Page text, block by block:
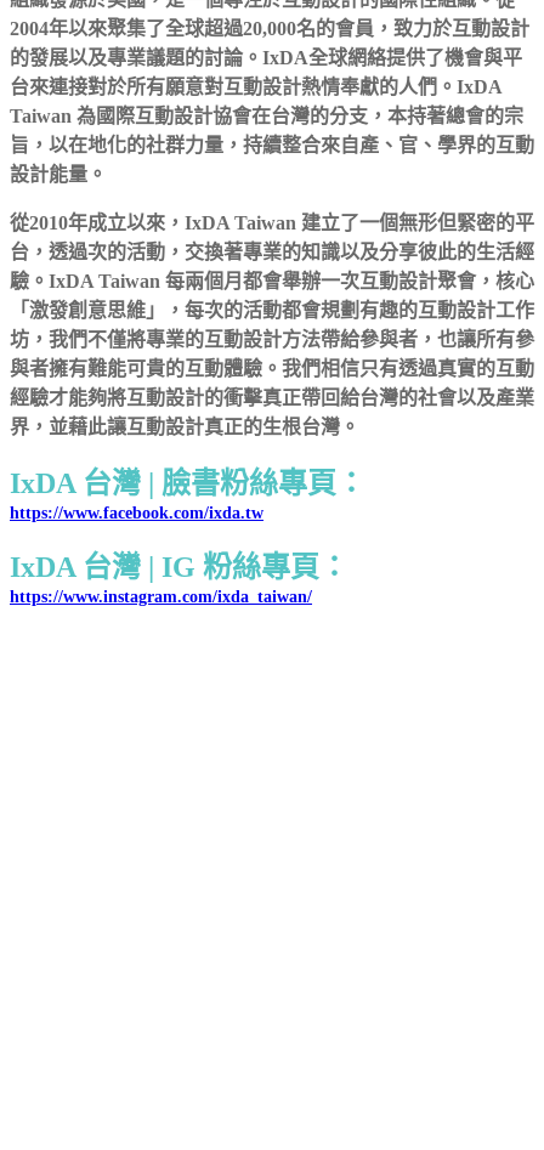
2004年以來聚集了全球超過20,000名的會員，致力於互動設計
的發展以及專業議題的討論。IxDA全球網絡提供了機會與平
台來連接對於所有願意對互動設計熱情奉獻的人們。IxDA
Taiwan 為國際互動設計協會在台灣的分支，本持著總會的宗
旨，以在地化的社群力量，持續整合來自產、官、學界的互動
設計能量。
從2010年成立以來，IxDA Taiwan 建立了一個無形但緊密的平
台，透過次的活動，交換著專業的知識以及分享彼此的生活經
驗。IxDA Taiwan 每兩個月都會舉辦一次互動設計聚會，核心
「激發創意思維」，每次的活動都會規劃有趣的互動設計工作
坊，我們不僅將專業的互動設計方法帶給參與者，也讓所有參
與者擁有難能可貴的互動體驗。我們相信只有透過真實的互動
經驗才能夠將互動設計的衝擊真正帶回給台灣的社會以及產業
界，並藉此讓互動設計真正的生根台灣。
IxDA 台灣 | 臉書粉絲專頁：
https://www.facebook.com/ixda.tw
IxDA 台灣 | IG 粉絲專頁：
https://www.instagram.com/ixda_taiwan/